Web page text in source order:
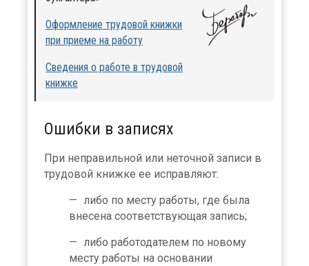
Оформление трудовой книжки
при приеме на работу
Сведения о работе в трудовой
книжке
Ошибки в записях
При неправильной или неточной записи в
трудовой книжке ее исправляют:
либо по месту работы, где была
внесена соответствующая запись;
либо работодателем по новому
месту работы на основании